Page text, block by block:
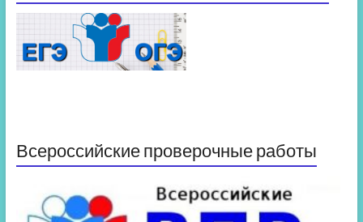
Всероссийские проверочные работы